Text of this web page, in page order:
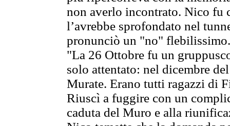
non averlo incontrato. Nico fu
l’avrebbe sprofondato nel
pronunciò un "no" flebilissimo.
"La 26 Ottobre fu un
solo attentato: nel dicembre
Murate. Erano tutti ragazzi di
Riuscì a fuggire con un
caduta del Muro e alla